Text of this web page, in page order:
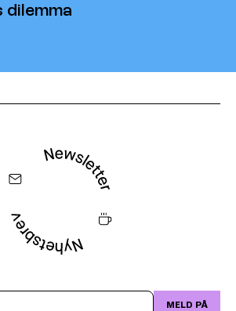
dilemma
MELD PÅ